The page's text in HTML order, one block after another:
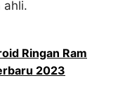
ahli.
Ringan Ram
2023